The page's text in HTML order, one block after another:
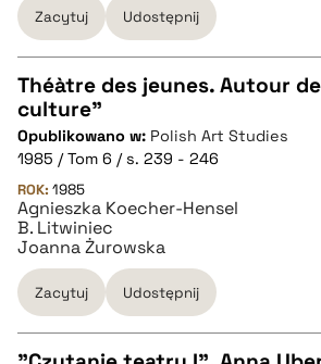
Zacytuj Udostępnij
CZYSTY TEKST
pobierz cytat
BIBTEX
pobierz cytat
Théàtre des jeunes. Autour
culture"
Opublikowano w: Polish Art Studies
1985 / Tom 6 / s. 239 - 246
ROK: 1985
Agnieszka Koecher-Hensel
B. Litwiniec
Joanna Żurowska
Zacytuj Udostępnij